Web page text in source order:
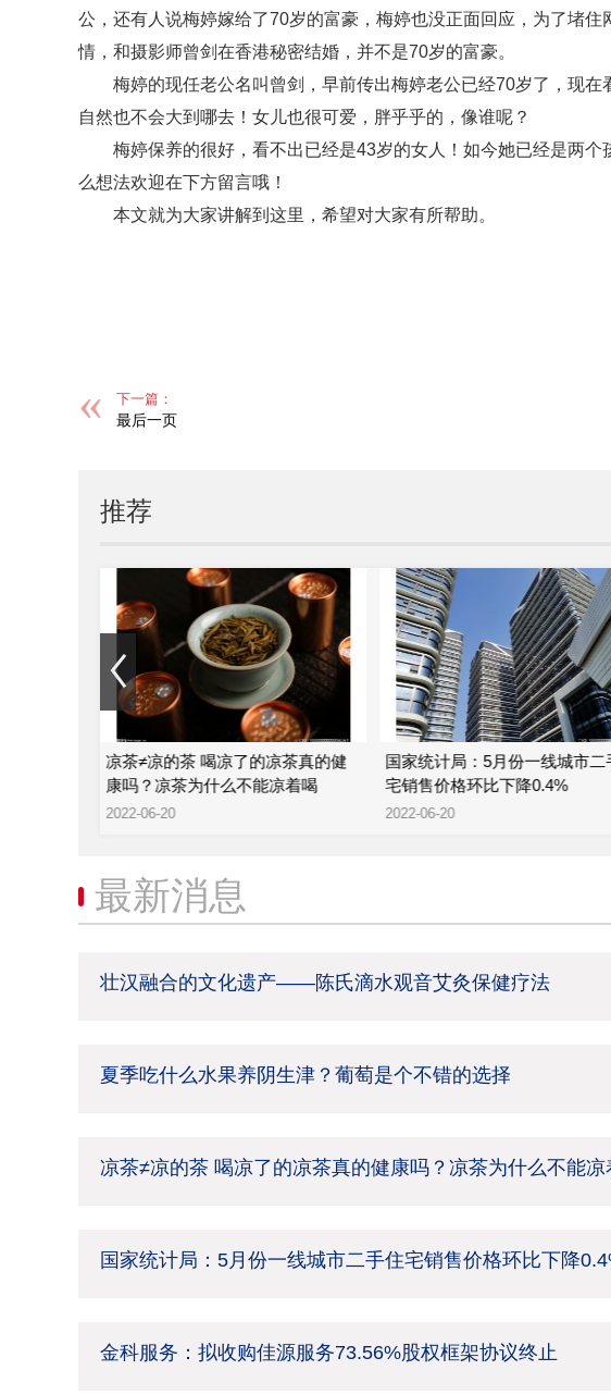
公，还有人说梅婷嫁给了70岁的富豪，梅婷也没正面回应，为了堵
情，和摄影师曾剑在香港秘密结婚，并不是70岁的富豪。
梅婷的现任老公名叫曾剑，早前传出梅婷老公已经70岁了，现
自然也不会大到哪去！女儿也很可爱，胖乎乎的，像谁呢？
梅婷保养的很好，看不出已经是43岁的女人！如今她已经是两
么想法欢迎在下方留言哦！
本文就为大家讲解到这里，希望对大家有所帮助。
下一篇：
最后一页
推荐
凉茶≠凉的茶 喝凉了的凉茶真的健
康吗？凉茶为什么不能凉着喝
2022-06-20
国家统计局：5月份一线城市二
宅销售价格环比下降0.4%
2022-06-20
最新消息
壮汉融合的文化遗产——陈氏滴水观音艾灸保健疗法
夏季吃什么水果养阴生津？葡萄是个不错的选择
凉茶≠凉的茶 喝凉了的凉茶真的健康吗？凉茶为什么不能凉
国家统计局：5月份一线城市二手住宅销售价格环比下降
金科服务：拟收购佳源服务73.56%股权框架协议终止